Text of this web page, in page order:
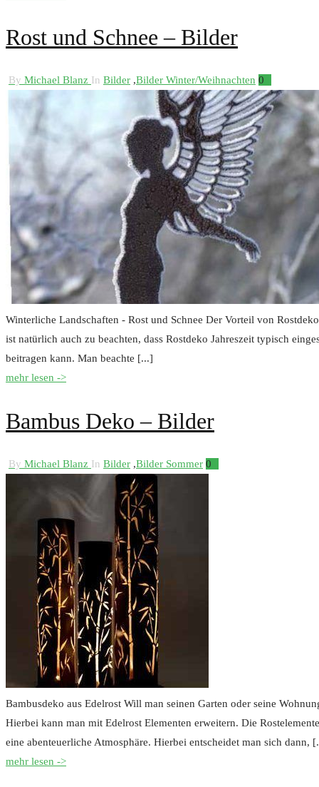
Rost und Schnee – Bilder
By Michael Blanz In Bilder ,Bilder Winter/Weihnachten 0
Winterliche Landschaften - Rost und Schnee Der Vorteil von
ist natürlich auch zu beachten, dass Rostdeko Jahreszeit typisch
beitragen kann. Man beachte [...]
mehr lesen ->
Bambus Deko – Bilder
By Michael Blanz In Bilder ,Bilder Sommer 0
Bambusdeko aus Edelrost Will man seinen Garten oder seine
Hierbei kann man mit Edelrost Elementen erweitern. Die
eine abenteuerliche Atmosphäre. Hierbei entscheidet man sich dann,
mehr lesen ->